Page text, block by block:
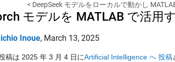
< DeepSeek モデルをローカルで動かし
モデルを MATLAB で活用
Inoue, March 13, 2025
稿は 2025 年 3 月 4 日にArtificial Intelligence へ 投稿